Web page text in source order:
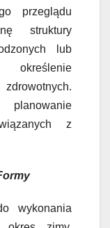
przeglądu
struktury
lub
określenie
z
wykonania